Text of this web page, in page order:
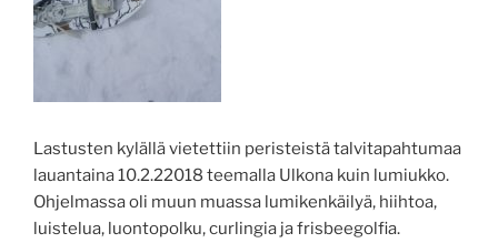
Lastusten kylällä vietettiin peristeistä talvitapahtumaa
lauantaina 10.2.22018 teemalla Ulkona kuin lumiukko.
Ohjelmassa oli muun muassa lumikenkäilyä, hiihtoa,
luistelua, luontopolku, curlingia ja frisbeegolfia.